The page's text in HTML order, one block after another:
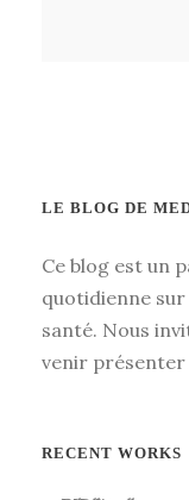
LE BLOG DE
Ce blog est un
quotidienne
santé. Nous
venir présenter
RECENT WORKS